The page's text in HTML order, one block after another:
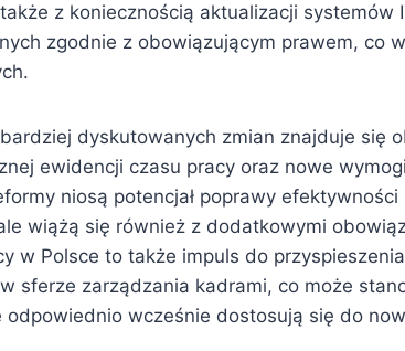
z koniecznością aktualizacji systemów
zgodnie z obowiązującym prawem, co
dyskutowanych zmian znajduje się
ewidencji czasu pracy oraz nowe
niosą potencjał poprawy
wiążą się również z dodatkowymi
w Polsce to także impuls do
sferze zarządzania kadrami, co może
odpowiednio wcześnie dostosują się do